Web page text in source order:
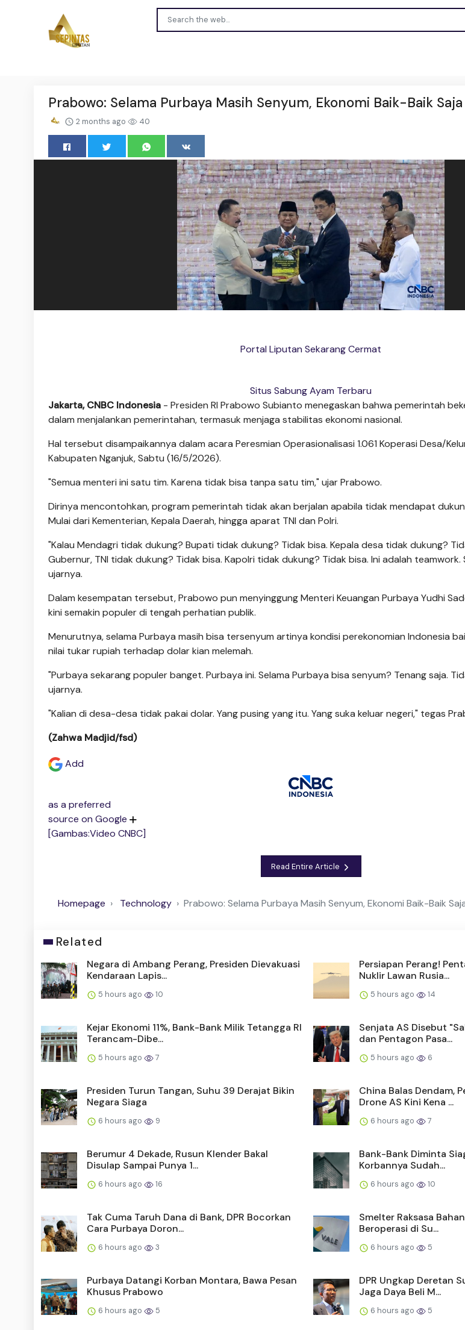
Prabowo: Selama Purbaya Masih Senyum, Ekonomi Baik-Baik Saja
2 months ago 40
Portal Liputan Sekarang Cermat
Situs Sabung Ayam Terbaru
Jakarta, CNBC Indonesia - Presiden RI Prabowo Subianto menegaskan bahwa pemerintah
dalam menjalankan pemerintahan, termasuk menjaga stabilitas ekonomi nasional.
Hal tersebut disampaikannya dalam acara Peresmian Operasionalisasi 1.061 Koperasi Desa/
Kabupaten Nganjuk, Sabtu (16/5/2026).
"Semua menteri ini satu tim. Karena tidak bisa tanpa satu tim," ujar Prabowo.
Dirinya mencontohkan, program pemerintah tidak akan berjalan apabila tidak mendapat
Mulai dari Kementerian, Kepala Daerah, hingga aparat TNI dan Polri.
"Kalau Mendagri tidak dukung? Bupati tidak dukung? Tidak bisa. Kepala desa tidak dukung?
Gubernur, TNI tidak dukung? Tidak bisa. Kapolri tidak dukung? Tidak bisa. Ini adalah teamwork.
ujarnya.
Dalam kesempatan tersebut, Prabowo pun menyinggung Menteri Keuangan Purbaya Yudhi
kini semakin populer di tengah perhatian publik.
Menurutnya, selama Purbaya masih bisa tersenyum artinya kondisi perekonomian Indonesia
nilai tukar rupiah terhadap dolar kian melemah.
"Purbaya sekarang populer banget. Purbaya ini. Selama Purbaya bisa senyum? Tenang saja.
ujarnya.
"Kalian di desa-desa tidak pakai dolar. Yang pusing yang itu. Yang suka keluar negeri," tegas
(Zahwa Madjid/fsd)
Add
as a preferred
source on Google
[Gambas:Video CNBC]
Read Entire Article
Homepage Technology Prabowo: Selama Purbaya Masih Senyum, Ekonomi Baik-Baik
Related
Negara di Ambang Perang, Presiden Dievakuasi
Kendaraan Lapis...
5 hours ago 10
Persiapan Perang!
Nuklir Lawan Rusia...
5 hours ago 14
Kejar Ekonomi 11%, Bank-Bank Milik Tetangga RI
Terancam-Dibe...
5 hours ago 7
Senjata AS Disebut
dan Pentagon Pasa...
5 hours ago 6
Presiden Turun Tangan, Suhu 39 Derajat Bikin
Negara Siaga
6 hours ago 9
China Balas Dendam,
Drone AS Kini Kena ...
6 hours ago 7
Berumur 4 Dekade, Rusun Klender Bakal
Disulap Sampai Punya 1...
6 hours ago 16
Bank-Bank Diminta
Korbannya Sudah...
6 hours ago 10
Tak Cuma Taruh Dana di Bank, DPR Bocorkan
Cara Purbaya Doron...
6 hours ago 3
Smelter Raksasa
Beroperasi di Su...
6 hours ago 5
Purbaya Datangi Korban Montara, Bawa Pesan
Khusus Prabowo
6 hours ago 5
DPR Ungkap Deretan
Jaga Daya Beli M...
6 hours ago 5